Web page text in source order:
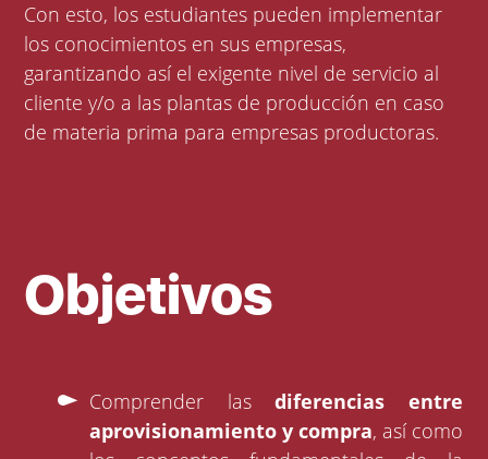
Con esto, los estudiantes pueden implementar
los conocimientos en sus empresas,
garantizando así el exigente nivel de servicio al
cliente y/o a las plantas de producción en caso
de materia prima para empresas productoras.
Objetivos
Comprender lasdiferencias entre
aprovisionamiento y compra, así como